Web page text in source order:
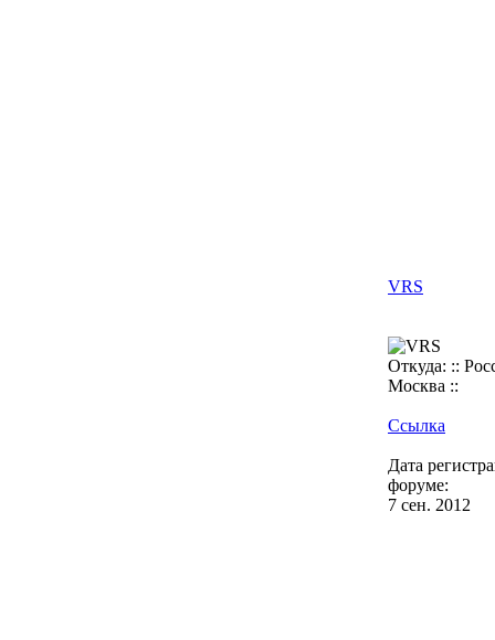
VRS
Откуда: ::
Москва ::
Ссылка
Дата
форуме:
7 сен. 2012